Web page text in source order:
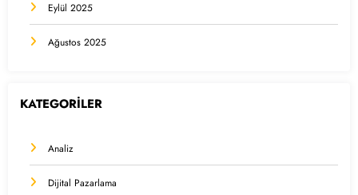
Eylül 2025
Ağustos 2025
KATEGORİLER
Analiz
Dijital Pazarlama